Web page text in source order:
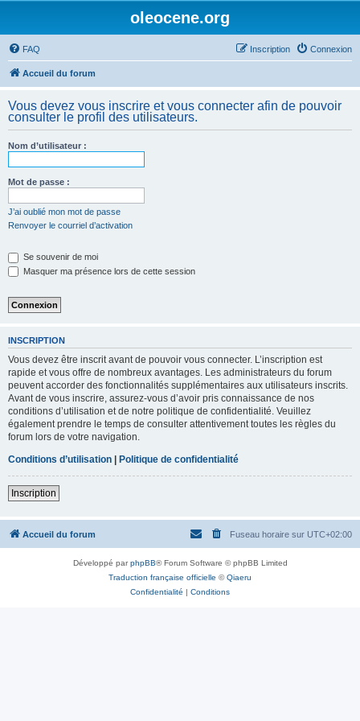
oleocene.org
FAQ Connexion
Inscription
Accueil du forum
Vous devez vous inscrire et vous connecter afin de pouvoir
consulter le profil des utilisateurs.
Nom d’utilisateur :
Mot de passe :
J’ai oublié mon mot de passe
Renvoyer le courriel d’activation
Se souvenir de moi
Masquer ma présence lors de cette session
INSCRIPTION
Vous devez être inscrit avant de pouvoir vous connecter. L’inscription est
rapide et vous offre de nombreux avantages. Les administrateurs du forum
peuvent accorder des fonctionnalités supplémentaires aux utilisateurs inscrits.
Avant de vous inscrire, assurez-vous d’avoir pris connaissance de nos
conditions d’utilisation et de notre politique de confidentialité. Veuillez
également prendre le temps de consulter attentivement toutes les règles du
forum lors de votre navigation.
Conditions d’utilisation | Politique de confidentialité
Inscription
Accueil du forum Fuseau horaire sur UTC+02:00
Développé parphpBB® Forum Software © phpBB Limited
Traduction française officielle ©Qiaeru
Confidentialité | Conditions